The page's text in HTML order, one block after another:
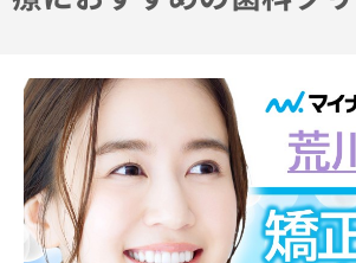
方
ち
ら
マ
イ
ナ
ビ
医
療
関